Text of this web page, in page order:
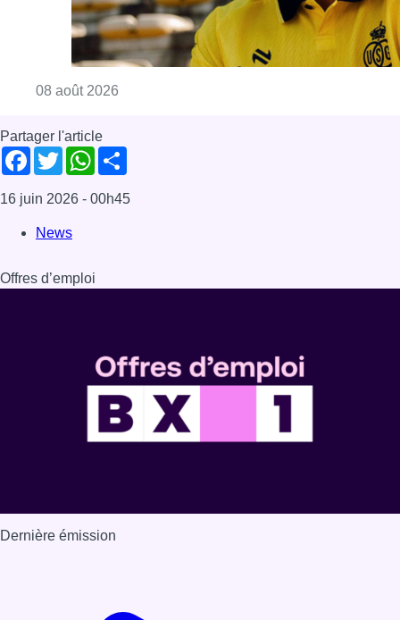
08 août 2026
Partager l'article
Facebook
TwitterWhatsApp
16 juin 2026 - 00h45
News
Offres d’emploi
Dernière émission